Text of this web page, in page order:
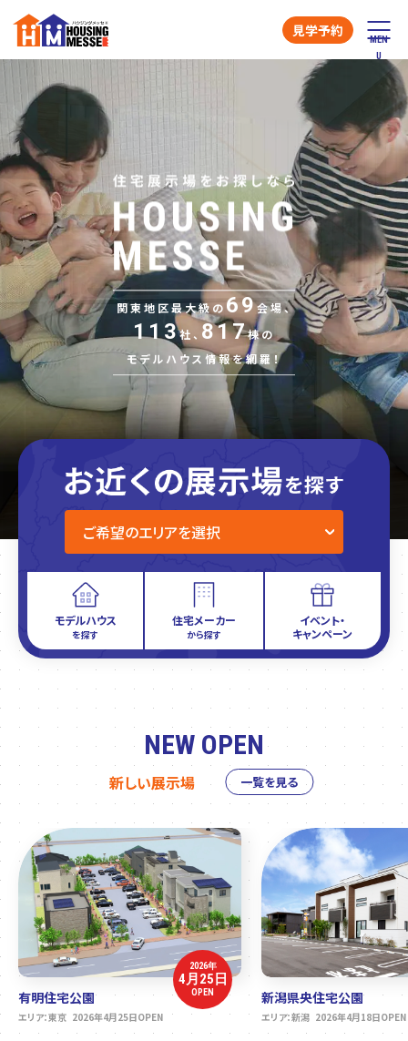
見学予約
関東地区最大級の 69会場、
113社、 817棟の
モデルハウス情報を網羅！
モデルハウス
を探す
住宅メーカー
から探す
イベント・
キャンペーン
NEW OPEN
新しい展示場 一覧を見る
2026年
4月25日
OPEN
有明住宅公園
エリア：東京 2026年4月25日OPEN
新潟県央住宅公園
エリア：新潟 2026年4月18日OPEN